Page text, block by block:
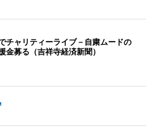
チャリティーライブ－自粛ムードの
金募る（吉祥寺経済新聞）